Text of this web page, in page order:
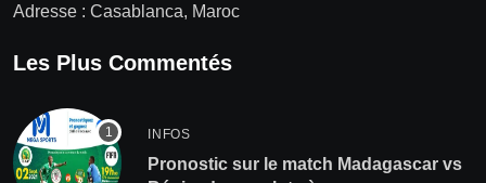
Adresse : Casablanca, Maroc
Les Plus Commentés
INFOS
Pronostic sur le match Madagascar vs